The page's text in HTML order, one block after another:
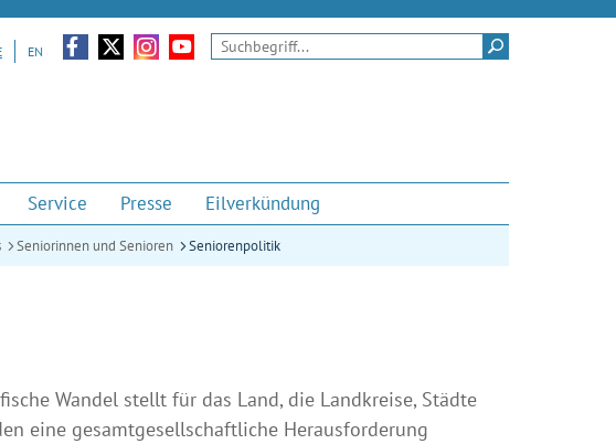
EN
Zu unserem Facebook-AuftrittZu unserem Twitter-KanalZu unseren Instagram-Momenten
Zu unserem Youtube-Kanal
Suchen
Service Presse Eilverkündung
Seniorinnen und Senioren Seniorenpolitik
Wandel stellt für das Land, die Landkreise, Städte
eine gesamtgesellschaftliche Herausforderung